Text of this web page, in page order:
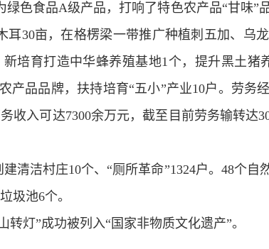
绿色食品A级产品，打响了特色农产品“甘味”
耳30亩，在格楞梁一带推广种植刺五加、乌
培育打造中华蜂养殖基地1个，提升黑土猪
产品品牌，扶持培育“五小”产业10户。劳务
收入可达7300余万元，截至目前劳务输转达
清洁村庄10个、“厕所革命”1324户。48个
圾池6个。
转灯”成功被列入“国家非物质文化遗产”。